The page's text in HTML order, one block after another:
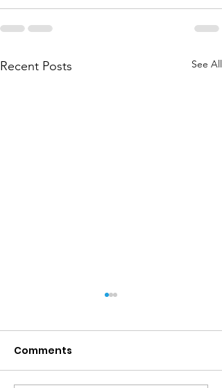
Recent Posts See All
Comments